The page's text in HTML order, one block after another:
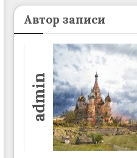
Автор записи
admin